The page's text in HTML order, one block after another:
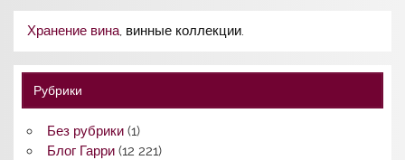
Хранение вина, винные коллекции.
Рубрики
Без рубрики(1)
Блог Гарри(12 221)